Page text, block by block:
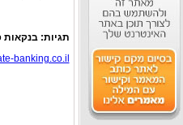
תגיות:
banking.co.il